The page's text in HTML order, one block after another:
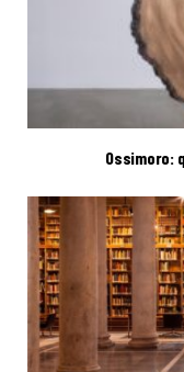
Ossimoro: